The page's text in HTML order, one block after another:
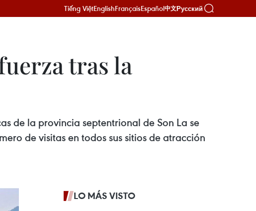
Tiếng ViệtEnglishFrançaisEspañol中文Русский
tras la
de la provincia septentrional de Son La se
de visitas en todos sus sitios de atracción
LO MÁS VISTO